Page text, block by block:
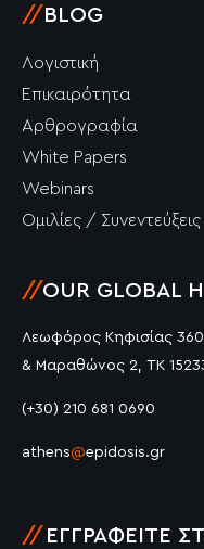
// BLOG
Λογιστική
Επικαιρότητα
Αρθρογραφία
White Papers
Webinars
Ομιλίες / Συνεντεύξεις
//OUR GLOBAL
Λεωφόρος Κηφισίας
& Μαραθώνος 2, ΤΚ
(+30) 210 681 0690
athens@epidosis.gr
// ΕΓΓΡΑΦΕΊΤΕ